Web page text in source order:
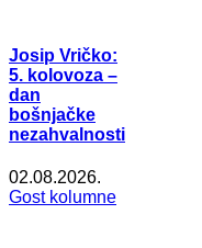
Josip Vričko:
5. kolovoza –
dan
bošnjačke
nezahvalnosti
02.08.2026.
Gost kolumne